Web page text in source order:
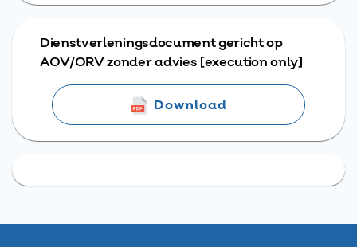
Dienstverleningsdocument gericht op
AOV/ORV zonder advies [execution only]
Download